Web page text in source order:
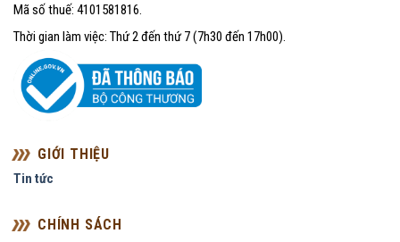
Mã số thuế: 4101581816.
Thời gian làm việc: Thứ 2 đến thứ 7 (7h30 đến 17h00).
GIỚI THIỆU
Tin tức
CHÍNH SÁCH